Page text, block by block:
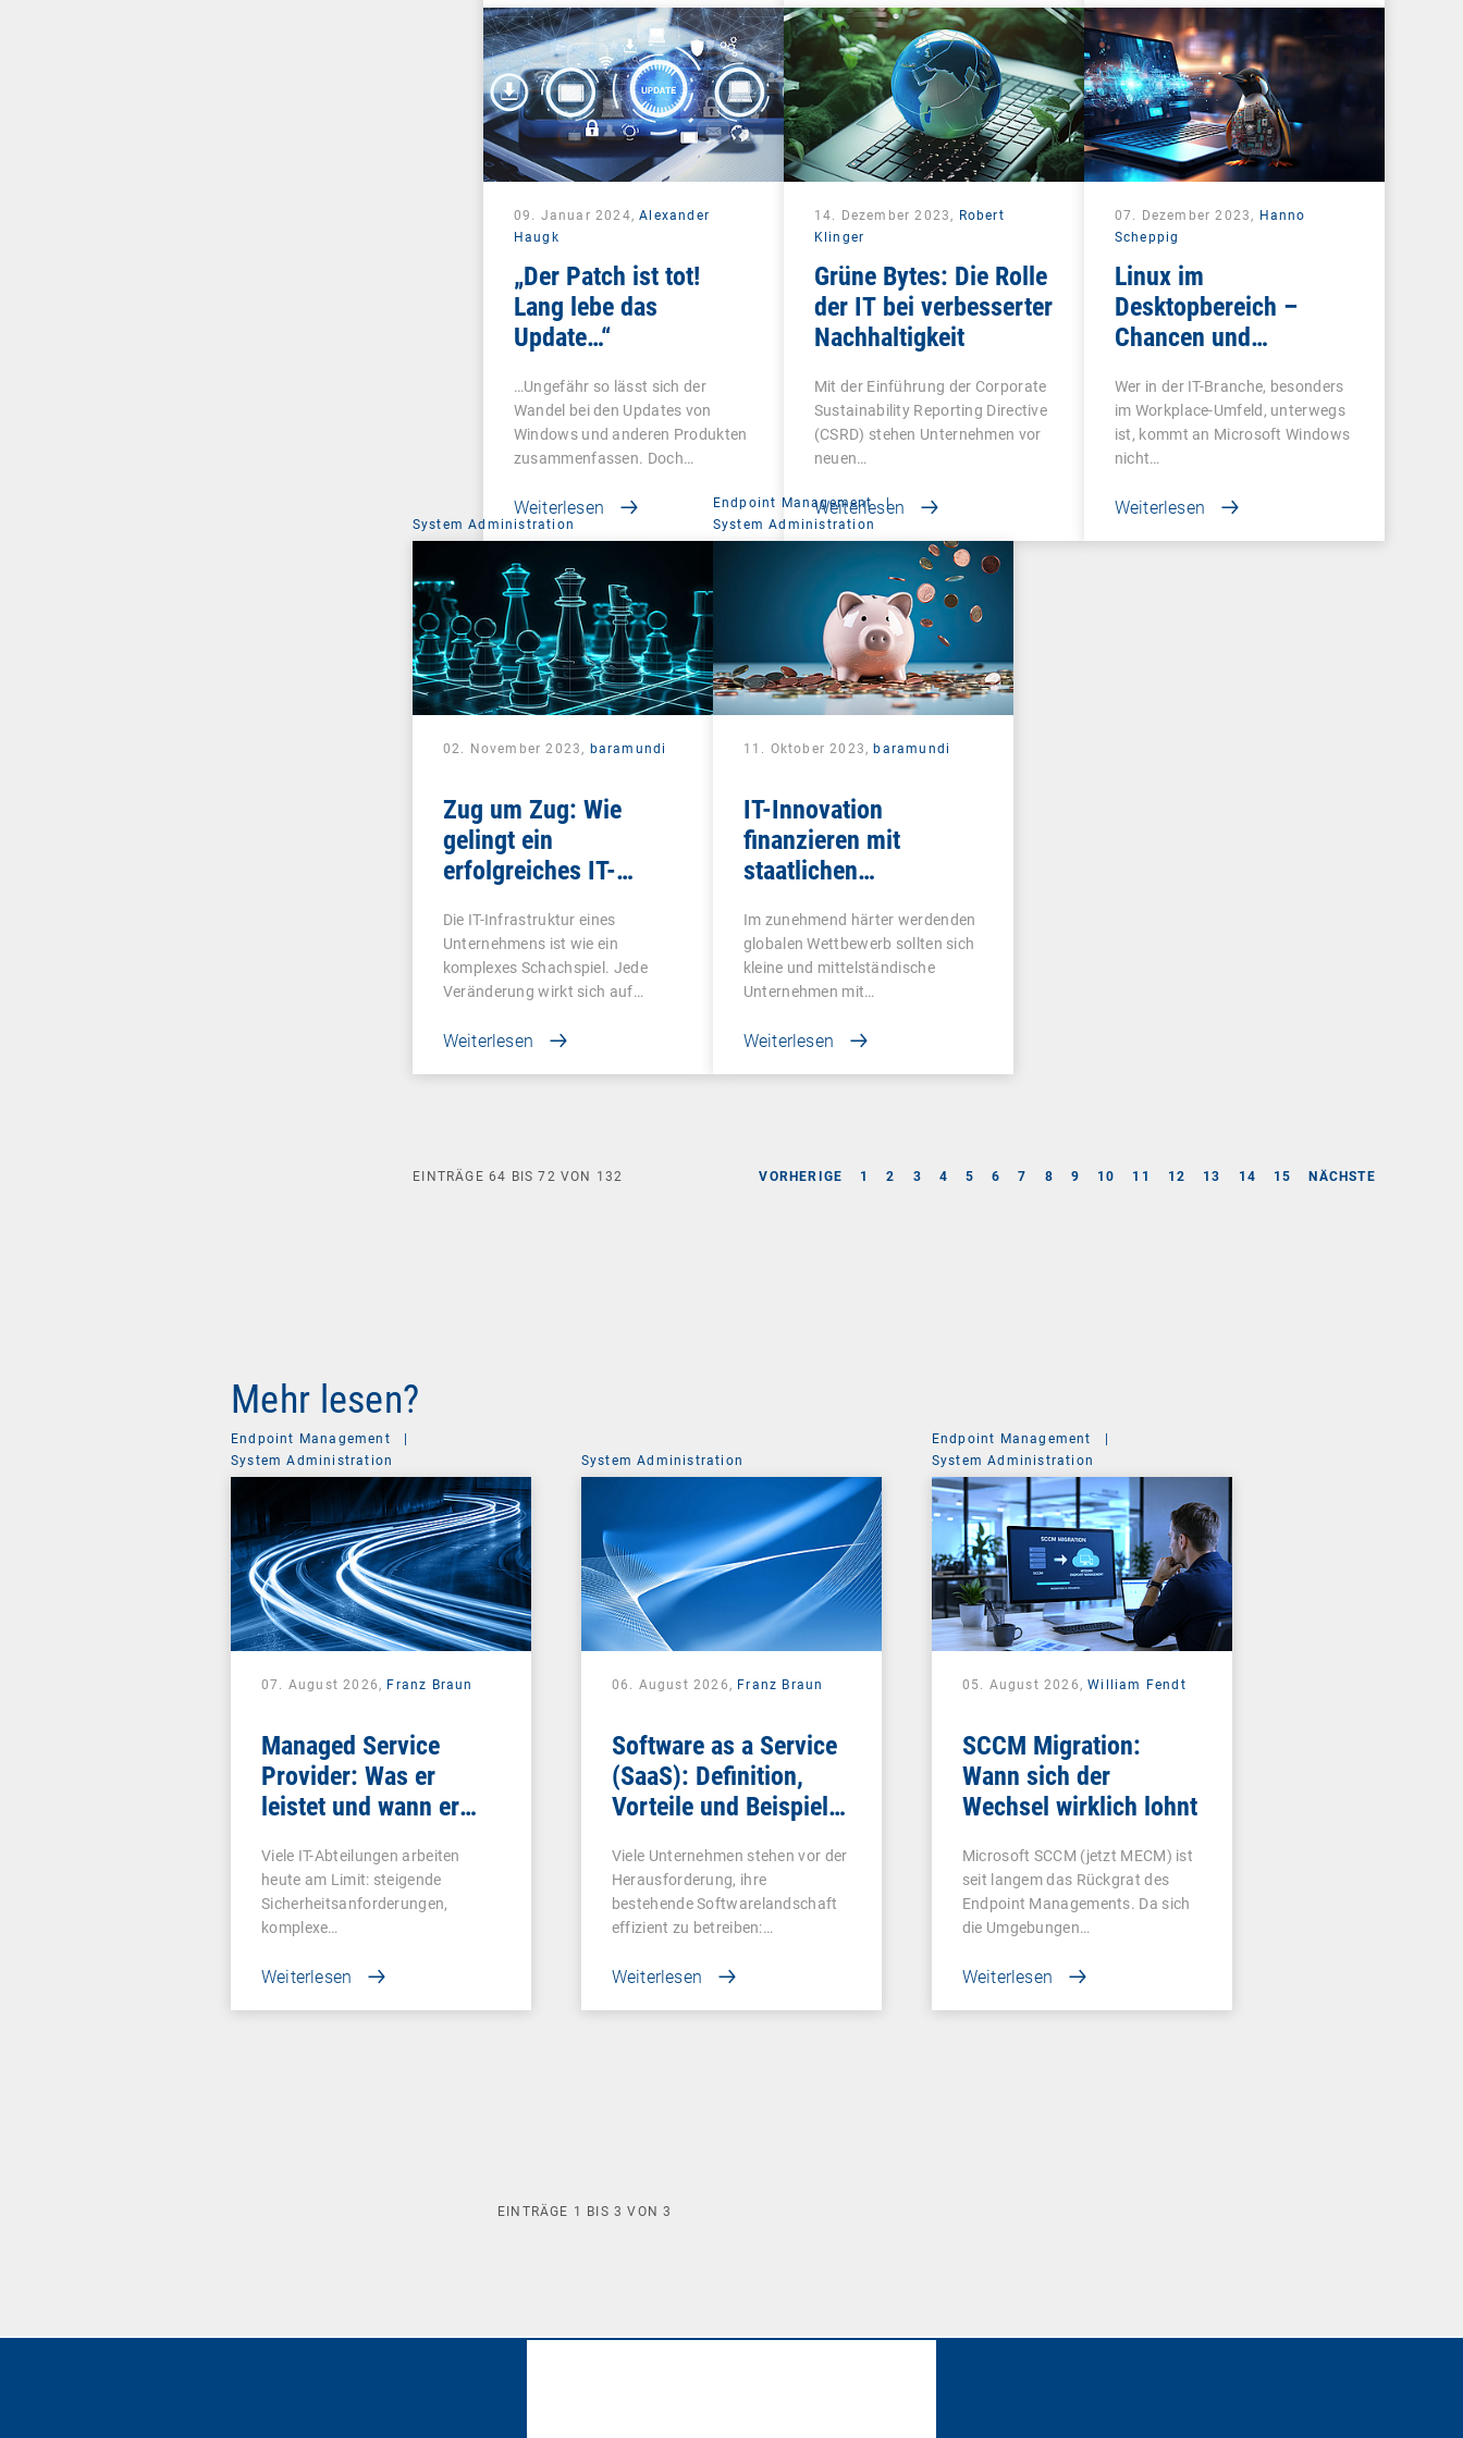
09. Januar 2024,Alexander
Haugk
„Der Patch ist tot!
Lang lebe das
Update…“
…Ungefähr so lässt sich der
Wandel bei den Updates von
Windows und anderen Produkten
zusammenfassen. Doch…
Weiterlesen
14. Dezember 2023, Robert
Klinger
Grüne Bytes: Die Rolle
der IT bei verbesserter
Nachhaltigkeit
Mit der Einführung der Corporate
Sustainability Reporting Directive
(CSRD) stehen Unternehmen vor
neuen…
Weiterlesen
07. Dezember 2023, Hanno
Scheppig
Linux im
Desktopbereich –
Chancen und
Wer in der IT-Branche, besonders
im Workplace-Umfeld, unterwegs
ist, kommt an Microsoft Windows
nicht…
Weiterlesen
System Administration
02. November 2023, baramundi
Zug um Zug: Wie
gelingt ein
erfolgreiches IT-
Die IT-Infrastruktur eines
Unternehmens ist wie ein
komplexes Schachspiel. Jede
Veränderung wirkt sich auf…
Weiterlesen
Endpoint Management
|
System Administration
11. Oktober 2023,baramundi
IT-Innovation
finanzieren mit
staatlichen
Im zunehmend härter werdenden
globalen Wettbewerb sollten sich
kleine und mittelständische
Unternehmen mit…
Weiterlesen
VORHERIGE 1 2 3 4 5 6 7 8 9 10 11 12 13 14 15 NÄCHSTE
EINTRÄGE64 BIS72 VON 132
Mehr lesen?
Endpoint Management
|
System Administration
07. August 2026, Franz Braun
Managed Service
Provider: Was er
leistet und wann er
Viele IT-Abteilungen arbeiten
heute am Limit: steigende
Sicherheitsanforderungen,
komplexe…
Weiterlesen
System Administration
06. August 2026, Franz Braun
Software as a Service
(SaaS): Definition,
Vorteile und Beispiele
Viele Unternehmen stehen vor der
Herausforderung, ihre
bestehende Softwarelandschaft
effizient zu betreiben:…
Weiterlesen
Endpoint Management
|
System Administration
05. August 2026,William Fendt
SCCM Migration:
Wann sich der
Wechsel wirklich lohnt
Microsoft SCCM (jetzt MECM) ist
seit langem das Rückgrat des
Endpoint Managements. Da sich
die Umgebungen…
Weiterlesen
EINTRÄGE 1 BIS3 VON3